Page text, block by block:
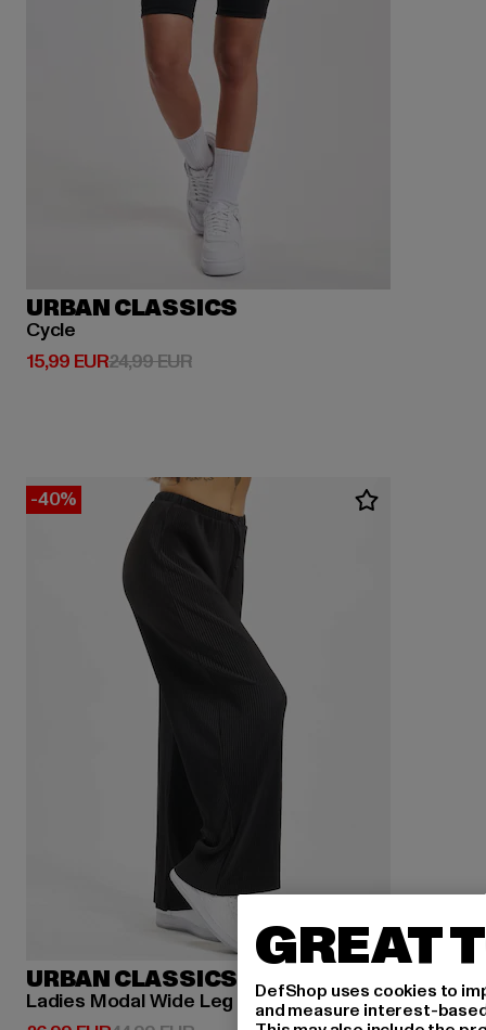
URBAN CLASSICS
Cycle
15,99 EUR
Derzeitiger Preis: 15,99 EUR
24,99 EURAktionspreis: 24,99 EUR
-40%
URBAN CLASSICS
Ladies Modal Wide Leg
GREAT
DefShop uses cookies to
and measure interest-